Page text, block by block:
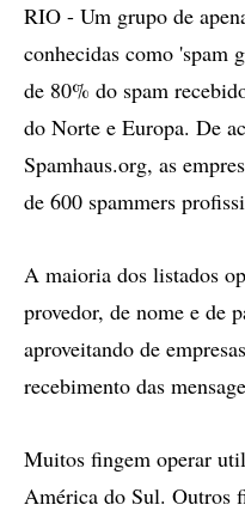
RIO - Um grupo de
conhecidas como 'spam
de 80% do spam
do Norte e Europa. De
Spamhaus.org, as
de 600 spammers
A maioria dos listados
provedor, de nome e de
aproveitando de
recebimento das
Muitos fingem operar
América do Sul. Outros